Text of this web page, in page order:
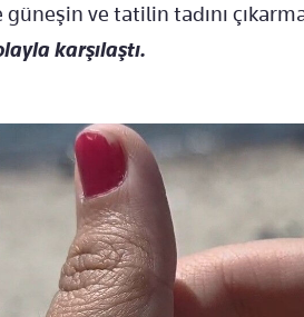
güneşin ve tatilin tadını
karşılaştı.